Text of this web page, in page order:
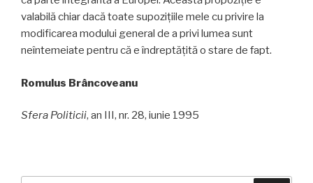
valabilă chiar dacă toate supo­zițiile mele cu privire la
modificarea modului general de a privi lumea sunt
neîntemeiate pentru că e îndrep­tățită o stare de fapt.
Romulus Brâncoveanu
Sfera Politicii, an III, nr. 28, iunie 1995